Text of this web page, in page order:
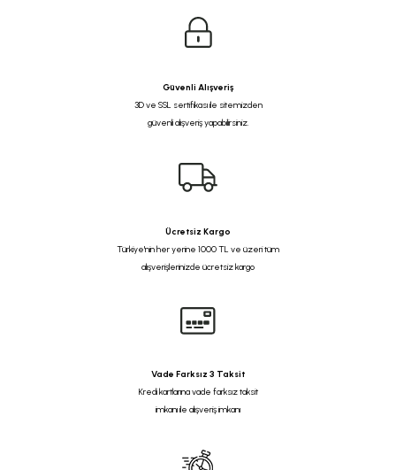
Güvenli Alışveriş
3D ve SSL sertifikası ile sitemizden
güvenli alışveriş yapabilirsiniz.
Ücretsiz Kargo
Türkiye'nin her yerine 1000 TL ve üzeri tüm
alışverişlerinizde ücretsiz kargo
Vade Farksız 3 Taksit
Kredi kartlarına vade farksız taksit
imkanı ile alışveriş imkanı